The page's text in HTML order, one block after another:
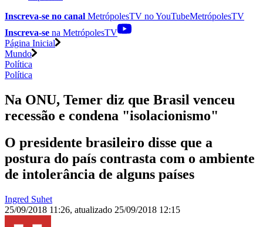
Inscreva-se no canal MetrópolesTV noYouTubeMetrópolesTV
Inscreva-se na MetrópolesTV
Página Inicial
Mundo
Política
Política
Na ONU, Temer diz que Brasil venceu
recessão e condena "isolacionismo"
O presidente brasileiro disse que a
postura do país contrasta com o ambiente
de intolerância de alguns países
Ingred Suhet
25/09/2018 11:26, atualizado 25/09/2018 12:15